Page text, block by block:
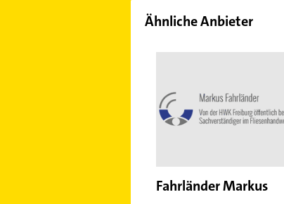
Ähnliche Anbieter
Fahrländer Markus